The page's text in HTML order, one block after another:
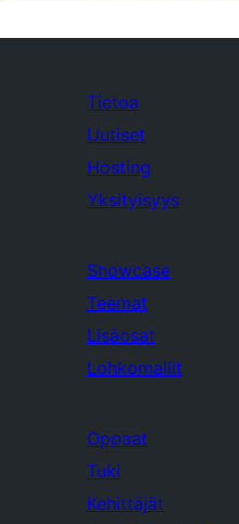
Tietoa
Uutiset
Hosting
Yksityisyys
Showcase
Teemat
Lisäosat
Lohkomallit
Oppaat
Tuki
Kehittäjät